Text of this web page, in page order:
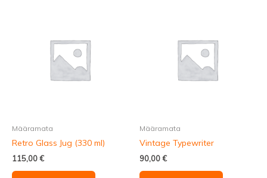
Määramata
Retro Glass Jug (330 ml)
115,00€
Määramata
Vintage Typewriter
90,00€